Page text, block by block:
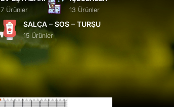
7 Ürünler 13 Ürünler
SALÇA – SOS – TURŞU
15 Ürünler